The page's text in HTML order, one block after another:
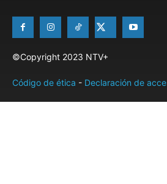
©Copyright 2023 NTV+
Código de ética - Declaración de